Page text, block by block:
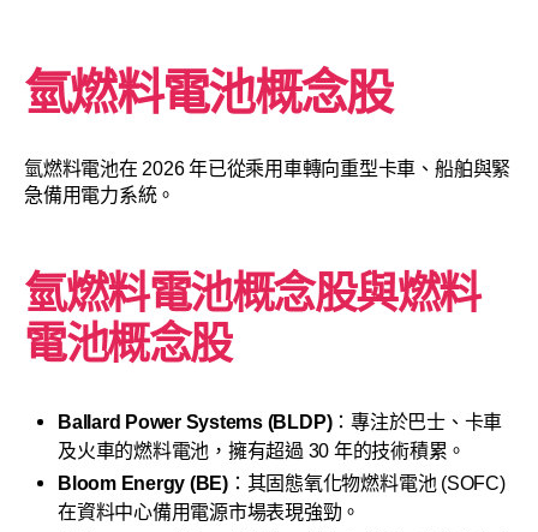
氫燃料電池概念股
氫燃料電池在 2026 年已從乘用車轉向重型卡車、船舶與緊
急備用電力系統。
氫燃料電池概念股與燃料
電池概念股
Ballard Power Systems (BLDP)：專注於巴士、卡車
及火車的燃料電池，擁有超過 30 年的技術積累。
Bloom Energy (BE)：其固態氧化物燃料電池 (SOFC)
在資料中心備用電源市場表現強勁。